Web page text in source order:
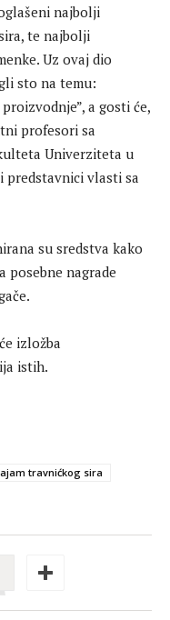
najbolji
te najbolji
Uz ovaj dio
sto na temu:
a gosti će,
profesori sa
Univerziteta u
predstavnici vlasti sa
su sredstva kako
posebne nagrade
izložba
istih.
travnićkog sira